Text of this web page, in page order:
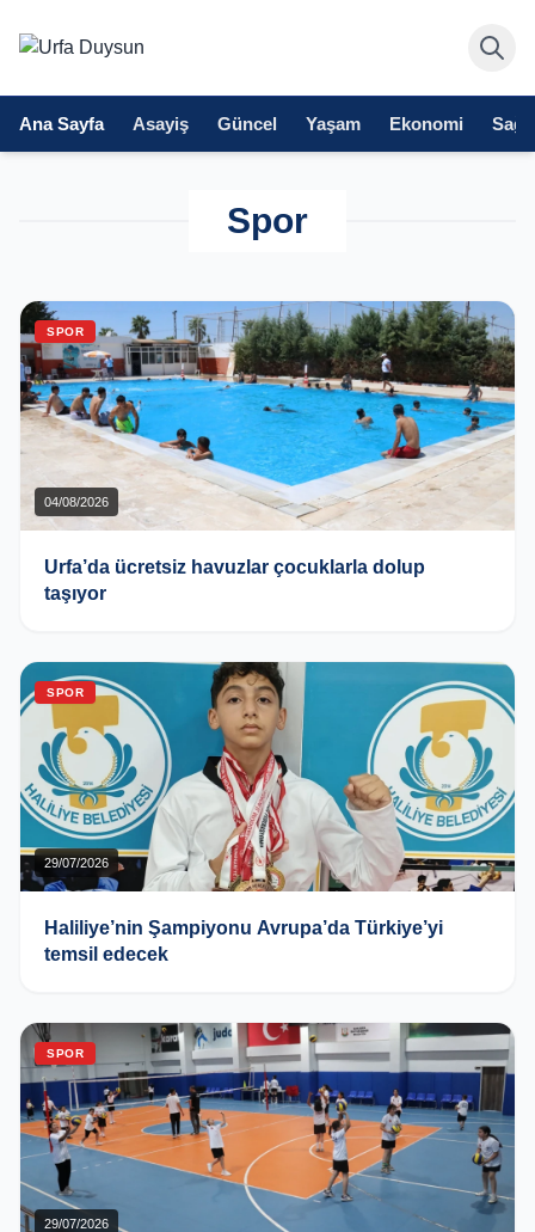
Ana Sayfa Asayiş Güncel Yaşam Ekonomi
Spor
SPOR
04/08/2026
Urfa’da ücretsiz havuzlar çocuklarla dolup
taşıyor
SPOR
29/07/2026
Haliliye’nin Şampiyonu Avrupa’da Türkiye’yi
temsil edecek
SPOR
29/07/2026